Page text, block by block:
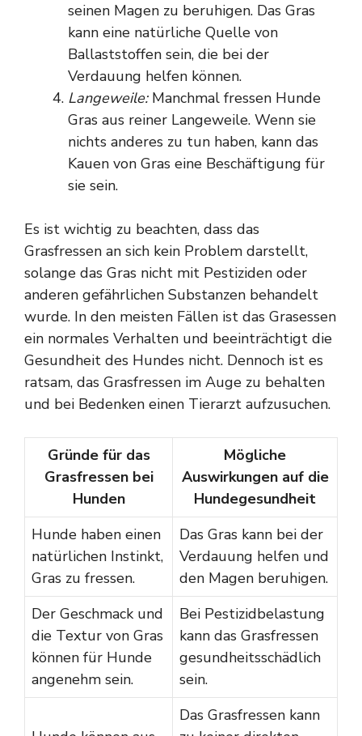
seinen Magen zu beruhigen. Das Gras
kann eine natürliche Quelle von
Ballaststoffen sein, die bei der
Verdauung helfen können.
Langeweile:Manchmal fressen Hunde
Gras aus reiner Langeweile. Wenn sie
nichts anderes zu tun haben, kann das
Kauen von Gras eine Beschäftigung für
sie sein.
Es ist wichtig zu beachten, dass das
Grasfressen an sich kein Problem darstellt,
solange das Gras nicht mit Pestiziden oder
anderen gefährlichen Substanzen behandelt
wurde. In den meisten Fällen ist das Grasessen
ein normales Verhalten und beeinträchtigt die
Gesundheit des Hundes nicht. Dennoch ist es
ratsam, das Grasfressen im Auge zu behalten
und bei Bedenken einen Tierarzt aufzusuchen.
Gründe für das
Grasfressen bei
Hunden
Mögliche
Auswirkungen auf die
Hundegesundheit
Hunde haben einen
natürlichen Instinkt,
Gras zu fressen.
Das Gras kann bei der
Verdauung helfen und
den Magen beruhigen.
Der Geschmack und
die Textur von Gras
können für Hunde
angenehm sein.
Bei Pestizidbelastung
kann das Grasfressen
gesundheitsschädlich
sein.
Das Grasfressen kann